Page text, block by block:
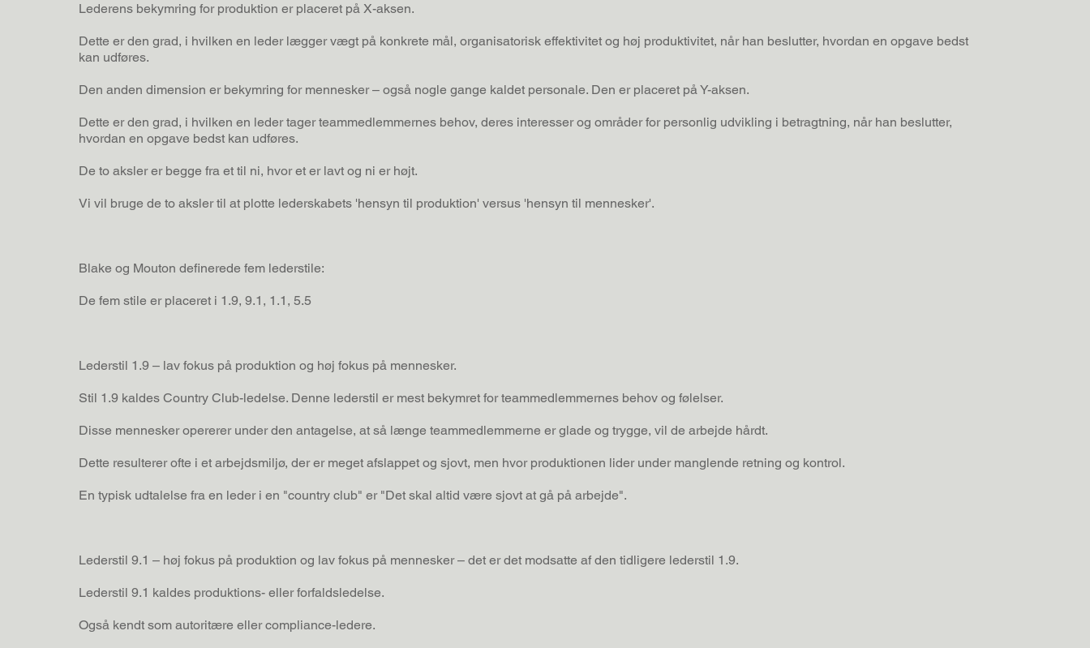
Lederens bekymring for produktion er placeret på X-aksen.
Dette er den grad, i hvilken en leder lægger vægt på konkrete mål, organisatorisk effektivitet og høj produktivitet, når han beslutter, hvordan en opgave bedst
kan udføres.
Den anden dimension er bekymring for mennesker – også nogle gange kaldet personale. Den er placeret på Y-aksen.
Dette er den grad, i hvilken en leder tager teammedlemmernes behov, deres interesser og områder for personlig udvikling i betragtning, når han beslutter,
hvordan en opgave bedst kan udføres.
De to aksler er begge fra et til ni, hvor et er lavt og ni er højt.
Vi vil bruge de to aksler til at plotte lederskabets 'hensyn til produktion' versus 'hensyn til mennesker'.
Blake og Mouton definerede fem lederstile:
De fem stile er placeret i 1.9, 9.1, 1.1, 5.5
Lederstil 1.9 – lav fokus på produktion og høj fokus på mennesker.
Stil 1.9 kaldes Country Club-ledelse. Denne lederstil er mest bekymret for teammedlemmernes behov og følelser.
Disse mennesker opererer under den antagelse, at så længe teammedlemmerne er glade og trygge, vil de arbejde hårdt.
Dette resulterer ofte i et arbejdsmiljø, der er meget afslappet og sjovt, men hvor produktionen lider under manglende retning og kontrol.
En typisk udtalelse fra en leder i en "country club" er "Det skal altid være sjovt at gå på arbejde".
Lederstil 9.1 – høj fokus på produktion og lav fokus på mennesker – det er det modsatte af den tidligere lederstil 1.9.
Lederstil 9.1 kaldes produktions- eller forfaldsledelse.
Også kendt som autoritære eller compliance-ledere.